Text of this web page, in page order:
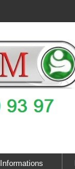
Informations